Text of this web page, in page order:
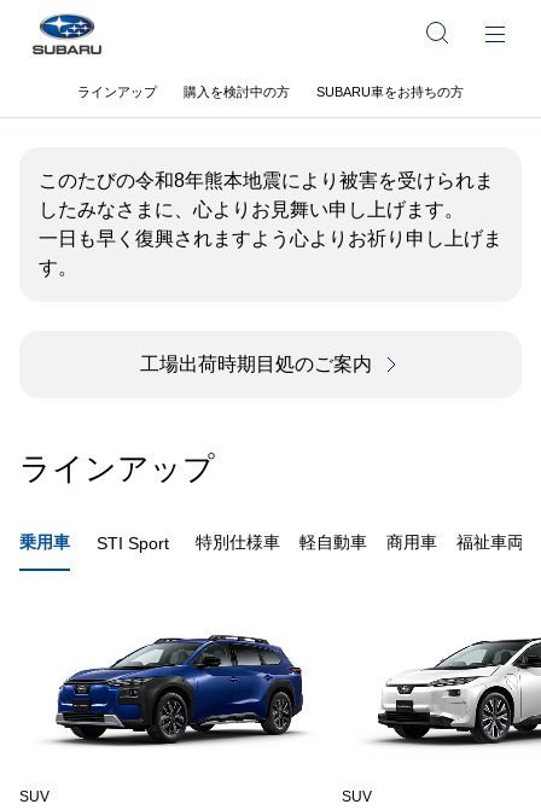
ラインアップ 購入を検討中の方 SUBARU車をお持ちの方
このたびの令和8年熊本地震により被害を受けられま
したみなさまに、心よりお見舞い申し上げます。
一日も早く復興されますよう心よりお祈り申し上げま
す。
工場出荷時期目処のご案内
ラインアップ
乗用車 STI Sport 特別仕様車 軽自動車 商用車 福祉車両
SUV SUV